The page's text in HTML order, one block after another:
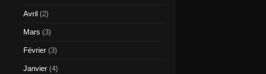
Avril (2)
Mars (3)
Février (3)
Janvier (4)